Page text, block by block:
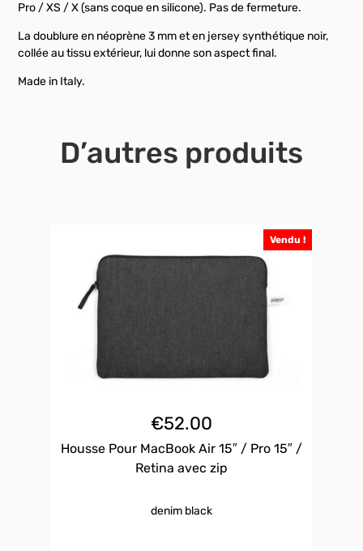
Pro / XS / X (sans coque en silicone). Pas de fermeture.
La doublure en néoprène 3 mm et en jersey synthétique noir,
collée au tissu extérieur, lui donne son aspect final.
Made in Italy.
D’autres produits
Vendu !
€52.00
Housse Pour MacBook Air 15″ / Pro 15″ /
Retina avec zip
denim black